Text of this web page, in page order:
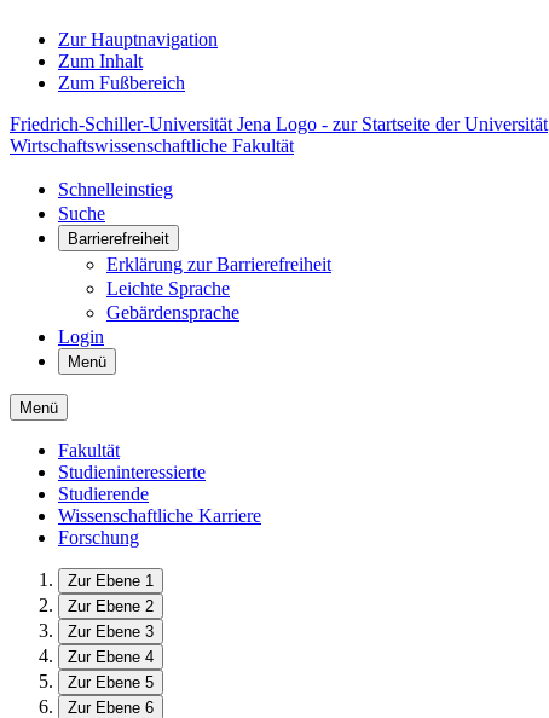
Zur Hauptnavigation
Zum Inhalt
Zum Fußbereich
Friedrich-Schiller-Universität Jena Logo - zur Startseite der Universität
Wirtschaftswissenschaftliche Fakultät
Schnelleinstieg
Suche
Barrierefreiheit
Erklärung zur Barrierefreiheit
Leichte Sprache
Gebärdensprache
Login
Menü
Menü
Fakultät
Studieninteressierte
Studierende
Wissenschaftliche Karriere
Forschung
Zur Ebene 1
Zur Ebene 2
Zur Ebene 3
Zur Ebene 4
Zur Ebene 5
Zur Ebene 6